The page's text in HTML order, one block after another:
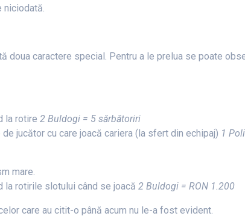
niciodată.
doua caractere special. Pentru a le prelua se poate
la rotire2 Buldogi = 5 sărbătoriri
jucător cu care joacă cariera (la sfert din echipaj) 1
mare.
la rotirile slotului când se joacă2 Buldogi = RON 1.200
care au citit-o până acum nu le-a fost evident.